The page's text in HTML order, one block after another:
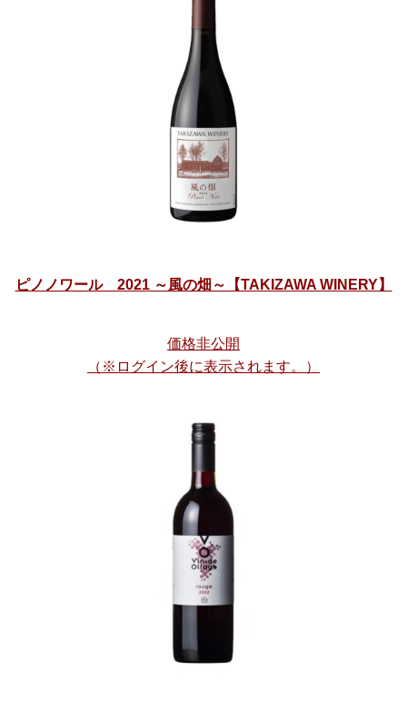
ピノノワール 2021 ～風の畑～【TAKIZAWA WINERY】
価格非公開
（※ログイン後に表示されます。）